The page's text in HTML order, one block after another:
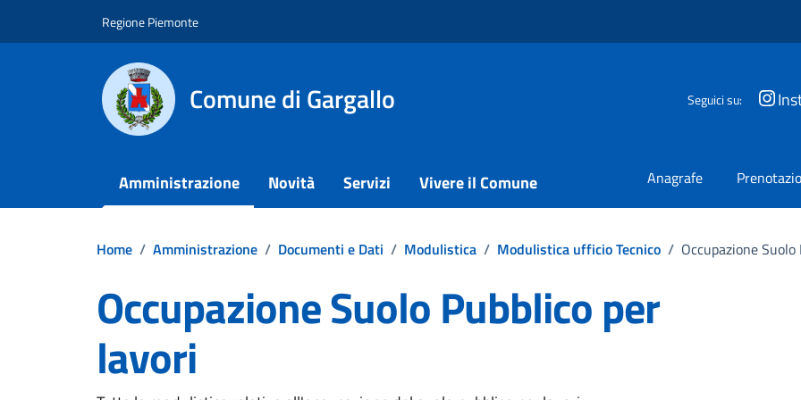
Regione Piemonte
Comune di Gargallo Seguici su:
Amministrazione Novità Servizi Vivere il Comune Anagrafe
Home / Amministrazione / Documenti e Dati / Modulistica / Modulistica ufficio Tecnico / Occupazione
Occupazione Suolo Pubblico per
lavori